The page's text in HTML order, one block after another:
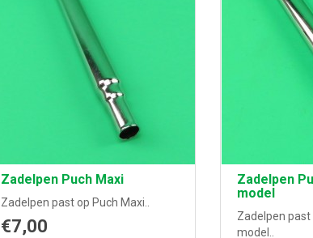
Zadelpen Puch Maxi
Zadelpen past op Puch Maxi..
€7,00
Zadelpen
model
Zadelpen past
model..